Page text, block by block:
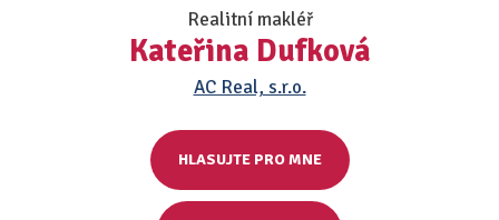
Realitní makléř
Kateřina Dufková
AC Real, s.r.o.
HLASUJTE PRO MNE